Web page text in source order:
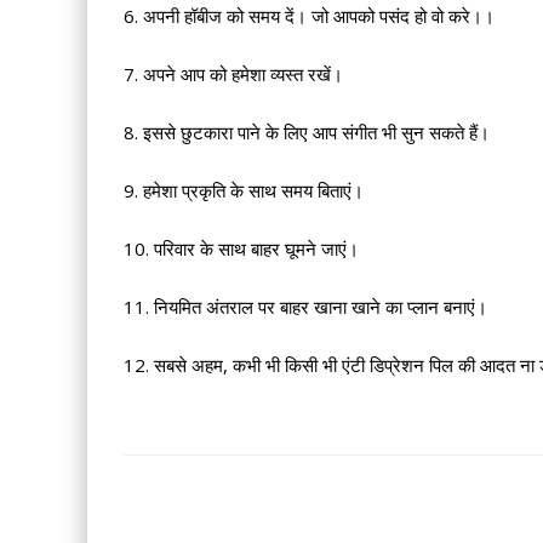
6. अपनी हॉबीज को समय दें। जो आपको पसंद हो वो करे।।
7. अपने आप को हमेशा व्यस्त रखें।
8. इससे छुटकारा पाने के लिए आप संगीत भी सुन सकते हैं।
9. हमेशा प्रकृति के साथ समय बिताएं।
10. परिवार के साथ बाहर घूमने जाएं।
11. नियमित अंतराल पर बाहर खाना खाने का प्लान बनाएं।
12. सबसे अहम, कभी भी किसी भी एंटी डिप्रेशन पिल की आदत ना